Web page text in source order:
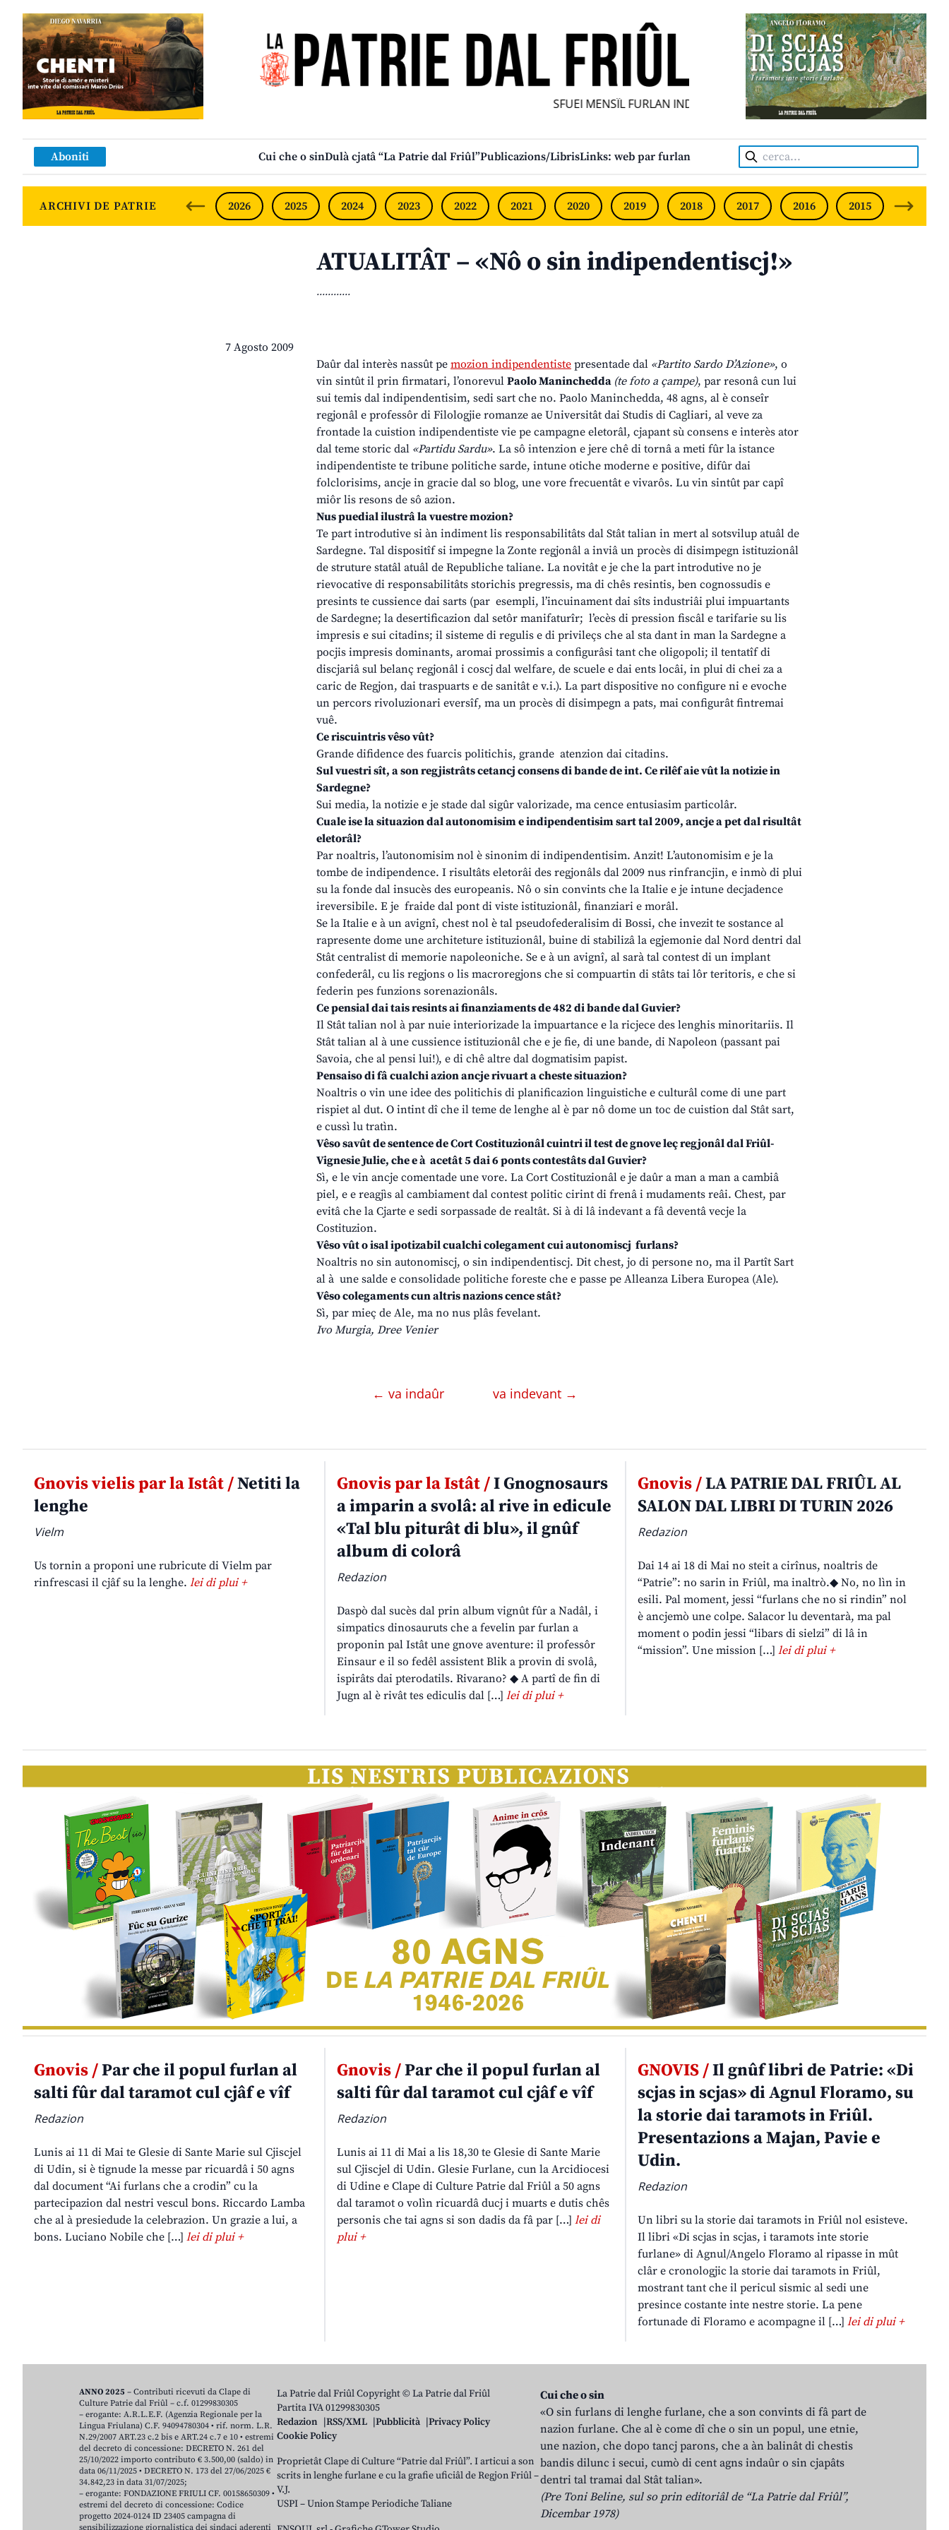
SFUEI MENSÎL FURLAN INDIPENDENT • INDEPENDENT FRIULIAN MONTHLY •
Aboniti Cui che o sinDulà cjatâ “La Patrie dal Friûl”Publicazions/LibrisLinks: web par furlan Cerca:
ARCHIVI DE PATRIE 2026 2025 2024 2023 2022 2021 2020 2019 2018 2017 2016 2015 2014
ATUALITÂT – «Nô o sin indipendentiscj!»
............
7 Agosto 2009
Daûr dal interès nassût pe mozion indipendentiste presentade dal «Partito Sardo D’Azione», o
vin sintût il prin firmatari, l’onorevul Paolo Maninchedda (te foto a çampe), par resonâ cun lui
sui temis dal indipendentisim, sedi sart che no. Paolo Maninchedda, 48 agns, al è conseîr
regjonâl e professôr di Filologjie romanze ae Universitât dai Studis di Cagliari, al veve za
frontade la cuistion indipendentiste vie pe campagne eletorâl, cjapant sù consens e interès ator
dal teme storic dal «Partidu Sardu». La sô intenzion e jere chê di tornâ a meti fûr la istance
indipendentiste te tribune politiche sarde, intune otiche moderne e positive, difûr dai
folclorisims, ancje in gracie dal so blog, une vore frecuentât e vivarôs. Lu vin sintût par capî
miôr lis resons de sô azion.
Nus puedial ilustrâ la vuestre mozion?
Te part introdutive si àn indiment lis responsabilitâts dal Stât talian in mert al sotsvilup atuâl de
Sardegne. Tal dispositîf si impegne la Zonte regjonâl a inviâ un procès di disimpegn istituzionâl
de struture statâl atuâl de Republiche taliane. La novitât e je che la part introdutive no je
rievocative di responsabilitâts storichis pregressis, ma di chês resintis, ben cognossudis e
presints te cussience dai sarts (par esempli, l’incuinament dai sîts industriâi plui impuartants
de Sardegne; la desertificazion dal setôr manifaturîr; l’ecès di pression fiscâl e tarifarie su lis
impresis e sui citadins; il sisteme di regulis e di privileçs che al sta dant in man la Sardegne a
pocjis impresis dominants, aromai prossimis a configurâsi tant che oligopoli; il tentatîf di
discjariâ sul belanç regjonâl i coscj dal welfare, de scuele e dai ents locâi, in plui di chei za a
caric de Regjon, dai traspuarts e de sanitât e v.i.). La part dispositive no configure ni e evoche
un percors rivoluzionari eversîf, ma un procès di disimpegn a pats, mai configurât fintremai
vuê.
Ce riscuintris vêso vût?
Grande difidence des fuarcis politichis, grande atenzion dai citadins.
Sul vuestri sît, a son regjistrâts cetancj consens di bande de int. Ce rilêf aie vût la notizie in
Sardegne?
Sui media, la notizie e je stade dal sigûr valorizade, ma cence entusiasim particolâr.
Cuale ise la situazion dal autonomisim e indipendentisim sart tal 2009, ancje a pet dal risultât
eletorâl?
Par noaltris, l’autonomisim nol è sinonim di indipendentisim. Anzit! L’autonomisim e je la
tombe de indipendence. I risultâts eletorâi des regjonâls dal 2009 nus rinfrancjin, e inmò di plui
su la fonde dal insucès des europeanis. Nô o sin convints che la Italie e je intune decjadence
ireversibile. E je fraide dal pont di viste istituzionâl, finanziari e morâl.
Se la Italie e à un avignî, chest nol è tal pseudofederalisim di Bossi, che invezit te sostance al
rapresente dome une architeture istituzionâl, buine di stabilizâ la egjemonie dal Nord dentri dal
Stât centralist di memorie napoleoniche. Se e à un avignî, al sarà tal contest di un implant
confederâl, cu lis regjons o lis macroregjons che si compuartin di stâts tai lôr teritoris, e che si
federin pes funzions sorenazionâls.
Ce pensial dai tais resints ai finanziaments de 482 di bande dal Guvier?
Il Stât talian nol à par nuie interiorizade la impuartance e la ricjece des lenghis minoritariis. Il
Stât talian al à une cussience istituzionâl che e je fie, di une bande, di Napoleon (passant pai
Savoia, che al pensi lui!), e di chê altre dal dogmatisim papist.
Pensaiso di fâ cualchi azion ancje rivuart a cheste situazion?
Noaltris o vin une idee des politichis di planificazion linguistiche e culturâl come di une part
rispiet al dut. O intint dî che il teme de lenghe al è par nô dome un toc de cuistion dal Stât sart,
e cussì lu tratìn.
Vêso savût de sentence de Cort Costituzionâl cuintri il test de gnove leç regjonâl dal Friûl-
Vignesie Julie, che e à acetât 5 dai 6 ponts contestâts dal Guvier?
Sì, e le vin ancje comentade une vore. La Cort Costituzionâl e je daûr a man a man a cambiâ
piel, e e reagjìs al cambiament dal contest politic cirint di frenâ i mudaments reâi. Chest, par
evitâ che la Cjarte e sedi sorpassade de realtât. Si à di lâ indevant a fâ deventâ vecje la
Costituzion.
Vêso vût o isal ipotizabil cualchi colegament cui autonomiscj furlans?
Noaltris no sin autonomiscj, o sin indipendentiscj. Dit chest, jo di persone no, ma il Partît Sart
al à une salde e consolidade politiche foreste che e passe pe Alleanza Libera Europea (Ale).
Vêso colegaments cun altris nazions cence stât?
Sì, par mieç de Ale, ma no nus plâs fevelant.
Ivo Murgia, Dree Venier
← va indaûr va indevant →
Gnovis vielis par la Istât /Netiti la
lenghe
Vielm
Us tornin a proponi une rubricute di Vielm par
rinfrescasi il cjâf su la lenghe. lei di plui +
Gnovis par la Istât /I Gnognosaurs
a imparin a svolâ: al rive in edicule
«Tal blu piturât di blu», il gnûf
album di colorâ
Redazion
Daspò dal sucès dal prin album vignût fûr a Nadâl, i
simpatics dinosauruts che a fevelin par furlan a
proponin pal Istât une gnove aventure: il professôr
Einsaur e il so fedêl assistent Blik a provin di svolâ,
ispirâts dai pterodatils. Rivarano? ◆ A partî de fin di
Jugn al è rivât tes ediculis dal […] lei di plui +
Gnovis /LA PATRIE DAL FRIÛL AL
SALON DAL LIBRI DI TURIN 2026
Redazion
Dai 14 ai 18 di Mai no steit a cirînus, noaltris de
“Patrie”: no sarin in Friûl, ma inaltrò.◆ No, no lìn in
esili. Pal moment, jessi “furlans che no si rindin” nol
è ancjemò une colpe. Salacor lu deventarà, ma pal
moment o podin jessi “libars di sielzi” di lâ in
“mission”. Une mission […]lei di plui +
Gnovis /Par che il popul furlan al
salti fûr dal taramot cul cjâf e vîf
Redazion
Lunis ai 11 di Mai te Glesie di Sante Marie sul Cjiscjel
di Udin, si è tignude la messe par ricuardâ i 50 agns
dal document “Ai furlans che a crodin” cu la
partecipazion dal nestri vescul bons. Riccardo Lamba
che al à presiedude la celebrazion. Un grazie a lui, a
bons. Luciano Nobile che […] lei di plui +
Gnovis /Par che il popul furlan al
salti fûr dal taramot cul cjâf e vîf
Redazion
Lunis ai 11 di Mai a lis 18,30 te Glesie di Sante Marie
sul Cjiscjel di Udin. Glesie Furlane, cun la Arcidiocesi
di Udine e Clape di Culture Patrie dal Friûl a 50 agns
dal taramot o volìn ricuardâ ducj i muarts e dutis chês
personis che tai agns si son dadis da fâ par […] lei di
plui +
GNOVIS /Il gnûf libri de Patrie: «Di
scjas in scjas» di Agnul Floramo, su
la storie dai taramots in Friûl.
Presentazions a Majan, Pavie e
Udin.
Redazion
Un libri su la storie dai taramots in Friûl nol esisteve.
Il libri «Di scjas in scjas, i taramots inte storie
furlane» di Agnul/Angelo Floramo al ripasse in mût
clâr e cronologjic la storie dai taramots in Friûl,
mostrant tant che il pericul sismic al sedi une
presince costante inte nestre storie. La pene
fortunade di Floramo e acompagne il […]lei di plui +
La Patrie dal Friûl Copyright © La Patrie dal Friûl
Partita IVA 01299830305
Redazion
RSS/XML Pubblicità
Privacy Policy
Cookie Policy
Proprietât Clape di Culture “Patrie dal Friûl”. I articui a son
scrits in lenghe furlane e cu la grafie uficiâl de Regjon Friûl –
V.J.
USPI – Union Stampe Periodiche Taliane
Cui che o sin
«O sin furlans di lenghe furlane, che a son convints di fâ part de
nazion furlane. Che al è come dî che o sin un popul, une etnie,
une nazion, che dopo tancj parons, che a àn balinât di chestis
bandis dilunc i secui, cumò di cent agns indaûr o sin cjapâts
dentri tal tramai dal Stât talian».
(Pre Toni Beline, sul so prin editoriâl de “La Patrie dal Friûl”,
Dicembar 1978)
ANNO 2025 – Contributi ricevuti da Clape di
Culture Patrie dal Friûl – c.f. 01299830305
– erogante: A.R.L.E.F. (Agenzia Regionale per la
Lingua Friulana) C.F. 94094780304 • rif. norm. L.R.
N.29/2007 ART.23 c.2 bis e ART.24 c.7 e 10 • estremi
del decreto di concessione: DECRETO N. 261 del
25/10/2022 importo contributo € 3.500,00 (saldo) in
data 06/11/2025 • DECRETO N. 173 del 27/06/2025 €
34.842,23 in data 31/07/2025;
– erogante: FONDAZIONE FRIULI CF. 00158650309 •
estremi del decreto di concessione: Codice
progetto 2024-0124 ID 23405 campagna di
sensibilizzazione giornalistica dei sindaci aderenti